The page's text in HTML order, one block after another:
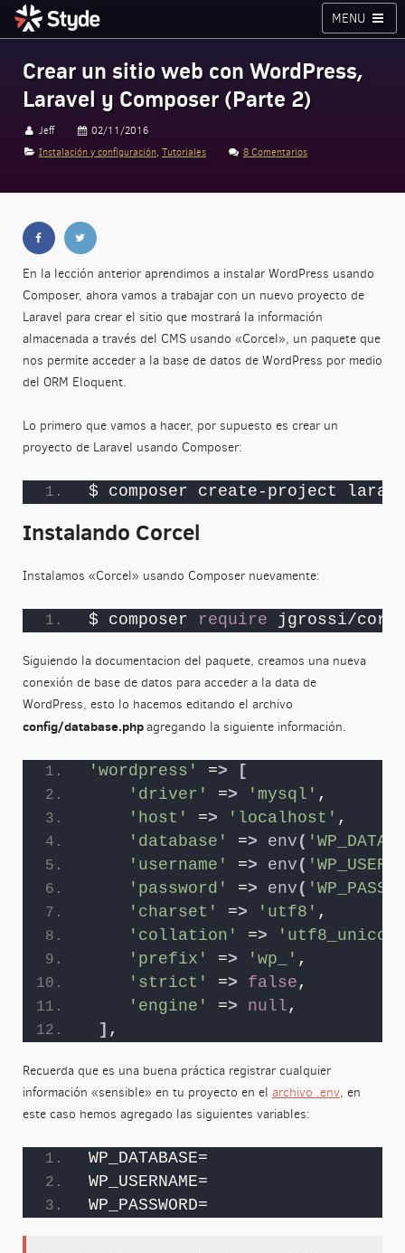
Styde.net
MENU
Crear un sitio web con WordPress,
Laravel y Composer (Parte 2)
Jeff
02/11/2016
Instalación y configuración,Tutoriales 8 Comentarios
En la lección anterior aprendimos a instalar WordPress usando
Composer, ahora vamos a trabajar con un nuevo proyecto de
Laravel para crear el sitio que mostrará la información
almacenada a través del CMS usando «Corcel», un paquete que
nos permite acceder a la base de datos de WordPress por medio
del ORM Eloquent.
Lo primero que vamos a hacer, por supuesto es crear un
proyecto de Laravel usando Composer:
$ composer create-project
Instalando Corcel
Instalamos «Corcel» usando Composer nuevamente:
$ composer require jgrossi/
Siguiendo la documentacion del paquete, creamos una nueva
conexión de base de datos para acceder a la data de
WordPress, esto lo hacemos editando el archivo
config/database.phpagregando la siguiente información.
'wordpress' =>
[
'driver'
=> 'mysql' ,
'host'
=> 'localhost' ,
'database'
=> env (
'username'
=> env (
'password'
=> env (
'charset'
=> 'utf8' ,
'collation'
=>
'prefix'
=> 'wp_' ,
'strict'
=> false ,
'engine'
=> null ,
] ,
Recuerda que es una buena práctica registrar cualquier
información «sensible» en tu proyecto en el archivo .env, en
este caso hemos agregado las siguientes variables:
WP_DATABASE=
WP_USERNAME=
WP_PASSWORD=